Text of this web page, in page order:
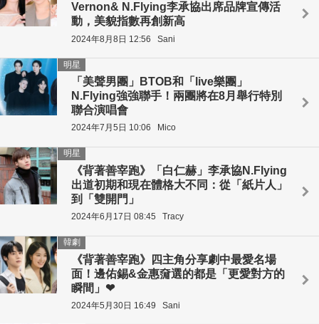
Vernon& N.Flying李承協出席品牌宣傳活
動，美貌指數再創新高
2024年8月8日 12:56 Sani
「美聲男團」BTOB和「live樂團」
N.Flying強強聯手！兩團將在8月舉行特別
聯合演唱會
明星
2024年7月5日 10:06 Mico
《背著善宰跑》「白仁赫」李承協N.Flying
出道初期和現在體格大不同：從「紙片人」
到「雙開門」
明星
2024年6月17日 08:45 Tracy
《背著善宰跑》四主角分享劇中最愛名場
面！邊佑錫&金惠奫選的都是「更愛對方的
瞬間」❤
韓劇
2024年5月30日 16:49 Sani